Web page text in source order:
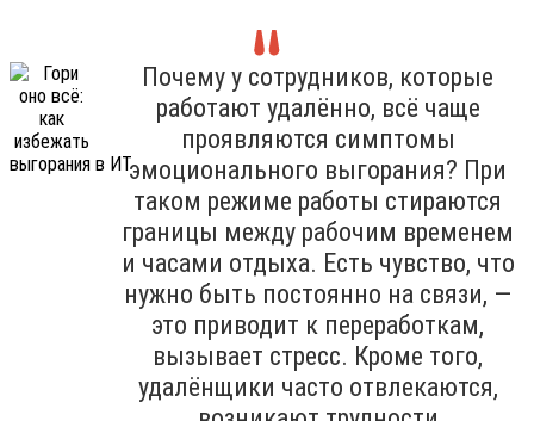
Почему у сотрудников, которые
работают удалённо, всё чаще
проявляются симптомы
эмоционального выгорания? При
таком режиме работы стираются
границы между рабочим временем
и часами отдыха. Есть чувство, что
нужно быть постоянно на связи, —
это приводит к переработкам,
вызывает стресс. Кроме того,
удалёнщики часто отвлекаются,